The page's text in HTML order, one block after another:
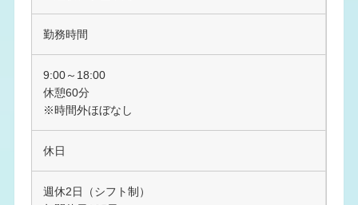
勤務時間
9:00～18:00
休憩60分
※時間外ほぼなし
休日
週休2日（シフト制）